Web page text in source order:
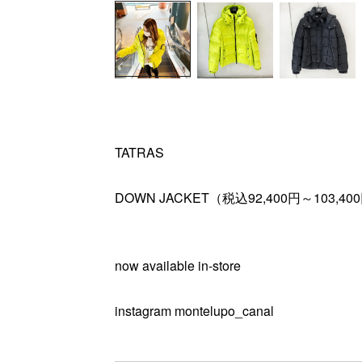
TATRAS
DOWN JACKET（税込92,400円～
now available in-store
instagram montelupo_canal